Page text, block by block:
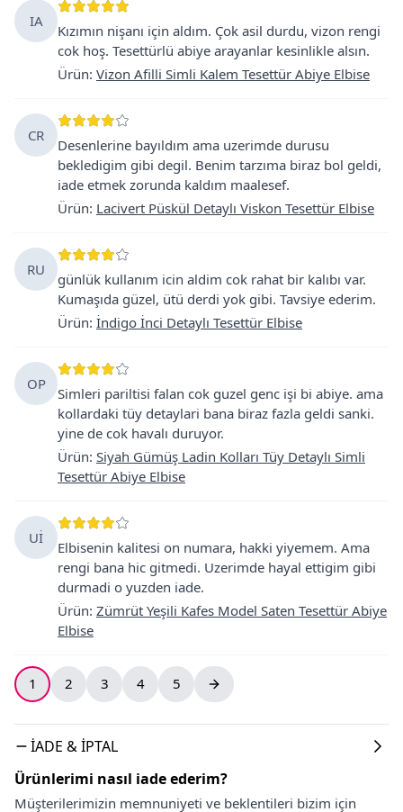
IA
Kızımın nişanı için aldım. Çok asil durdu, vizon rengi
cok hoş. Tesettürlü abiye arayanlar kesinlikle alsın.
Ürün: Vizon Afilli Simli Kalem Tesettür Abiye Elbise
CR
Desenlerine bayıldım ama uzerimde durusu
bekledigim gibi degil. Benim tarzıma biraz bol geldi,
iade etmek zorunda kaldım maalesef.
Ürün: Lacivert Püskül Detaylı Viskon Tesettür Elbise
RU
günlük kullanım icin aldim cok rahat bir kalıbı var.
Kumaşıda güzel, ütü derdi yok gibi. Tavsiye ederim.
Ürün: İndigo İnci Detaylı Tesettür Elbise
OP
Simleri pariltisi falan cok guzel genc işi bi abiye. ama
kollardaki tüy detaylari bana biraz fazla geldi sanki.
yine de cok havalı duruyor.
Ürün: Siyah Gümüş Ladin Kolları Tüy Detaylı Simli
Tesettür Abiye Elbise
Uİ
Elbisenin kalitesi on numara, hakki yiyemem. Ama
rengi bana hic gitmedi. Uzerimde hayal ettigim gibi
durmadi o yuzden iade.
Ürün: Zümrüt Yeşili Kafes Model Saten Tesettür Abiye
Elbise
1 2 3 4 5
İADE & İPTAL
Ürünlerimi nasıl iade ederim?
Müşterilerimizin memnuniyeti ve beklentileri bizim için